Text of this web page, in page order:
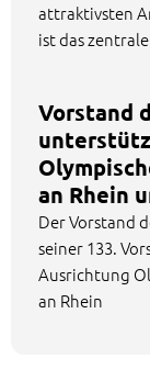
attraktivsten
ist das
Vorstand
an Rhein
Der Vorstand
seiner 133.
Ausrichtung
an Rhein